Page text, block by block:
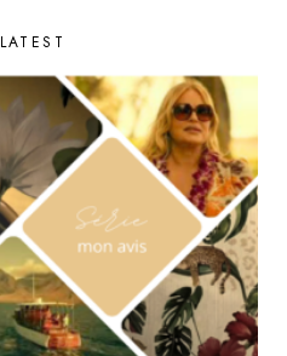
LATEST